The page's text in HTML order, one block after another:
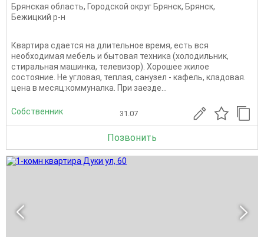
Брянская область, Городской округ Брянск, Брянск,
Бежицкий р-н
Квартира сдается на длительное время, есть вся
необходимая мебель и бытовая техника (холодильник,
стиральная машинка, телевизор). Хорошее жилое
состояние. Не угловая, теплая, санузел - кафель, кладовая.
цена в месяц:коммуналка. При заезде...
Собственник 31.07
Позвонить